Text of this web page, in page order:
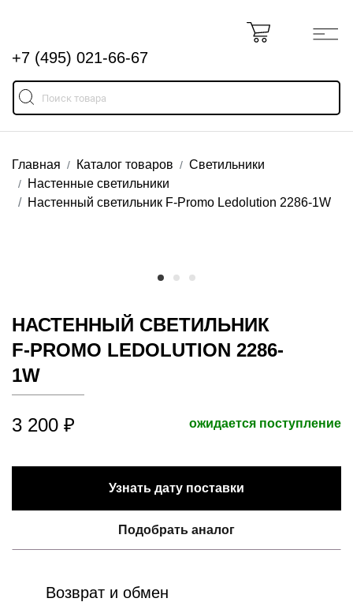
+7 (495) 021-66-67
Главная Каталог товаров
Светильники
Настенные светильники
Настенный светильник F-Promo Ledolution 2286-1W
НАСТЕННЫЙ СВЕТИЛЬНИК
F-PROMO LEDOLUTION 2286-
1W
3 200 ₽ ожидается поступление
Узнать дату поставки
Подобрать аналог
Возврат и обмен